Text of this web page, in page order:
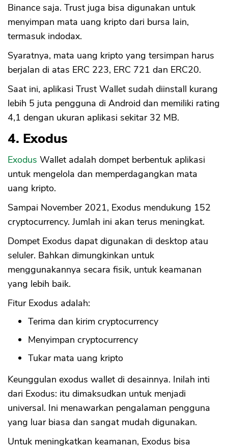
Binance saja. Trust juga bisa digunakan untuk
menyimpan mata uang kripto dari bursa lain,
termasuk indodax.
Syaratnya, mata uang kripto yang tersimpan harus
berjalan di atas ERC 223, ERC 721 dan ERC20.
Saat ini, aplikasi Trust Wallet sudah diinstall kurang
lebih 5 juta pengguna di Android dan memiliki rating
4,1 dengan ukuran aplikasi sekitar 32 MB.
4. Exodus
Exodus Wallet adalah dompet berbentuk aplikasi
untuk mengelola dan memperdagangkan mata
uang kripto.
Sampai November 2021, Exodus mendukung 152
cryptocurrency. Jumlah ini akan terus meningkat.
Dompet Exodus dapat digunakan di desktop atau
seluler. Bahkan dimungkinkan untuk
menggunakannya secara fisik, untuk keamanan
yang lebih baik.
Fitur Exodus adalah:
Terima dan kirim cryptocurrency
Menyimpan cryptocurrency
Tukar mata uang kripto
Keunggulan exodus wallet di desainnya. Inilah inti
dari Exodus: itu dimaksudkan untuk menjadi
universal. Ini menawarkan pengalaman pengguna
yang luar biasa dan sangat mudah digunakan.
Untuk meningkatkan keamanan, Exodus bisa